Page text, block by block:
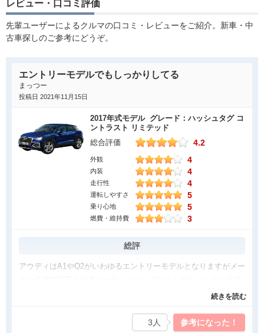
レビュー・口コミ評価
先輩ユーザーによるクルマの口コミ・レビューをご紹介。新車・中
古車探しのご参考にどうぞ。
エントリーモデルでもしっかりしてる
まっつー
投稿日 2021年11月15日
2017年式モデル グレード：ハッシュタグ コ
ントラスト リミテッド
総合評価
4.2
外観 4
内装 4
走行性 4
運転しやすさ 5
乗り心地 5
燃費・維持費 3
総評
アウディはA1やQ2がいわゆるエントリーモデルとなりますがメー
良かった点
続きを読む
参考になった！
3人